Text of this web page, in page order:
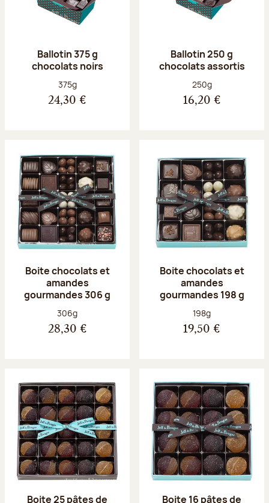
Ballotin 375 g
chocolats noirs
Poids net :
375g
24,30 €
Ballotin 250 g
chocolats assortis
Poids net :
250g
16,20 €
Boite chocolats et
amandes
gourmandes 306 g
Poids net :
306g
28,30 €
Boite chocolats et
amandes
gourmandes 198 g
Poids net :
198g
19,50 €
Boite 25 pâtes de Boite 16 pâtes de